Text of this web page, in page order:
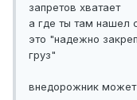
запретов хватает
а где ты там нашел
это "надежно
груз"
внедорожник